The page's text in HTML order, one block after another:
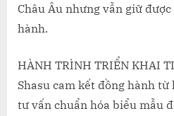
Châu Âu nhưng vẫn giữ
hành.
HÀNH TRÌNH TRIỂN KHAI
Shasu cam kết đồng hành
tư vấn chuẩn hóa biểu mẫu